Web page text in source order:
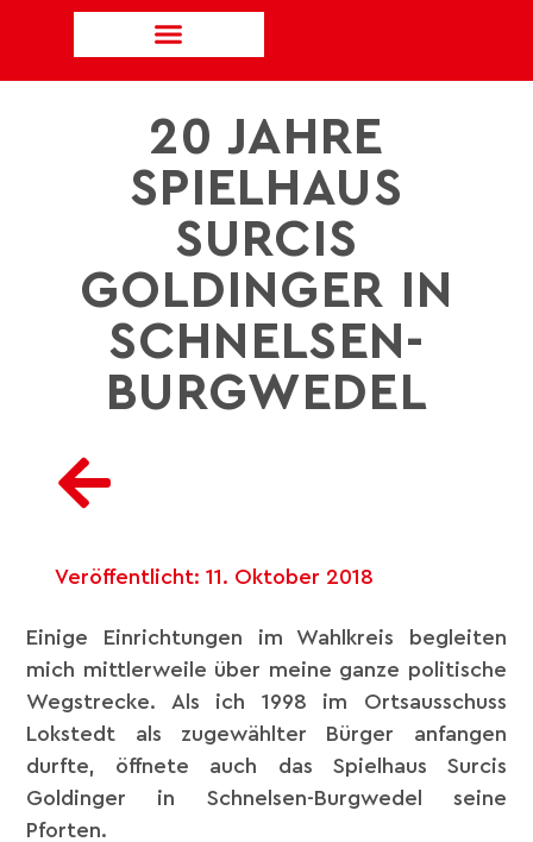
20 JAHRE
SPIELHAUS
SURCIS
GOLDINGER IN
SCHNELSEN-
BURGWEDEL
Veröffentlicht: 11. Oktober 2018
Einige Einrichtungen im Wahlkreis begleiten
mich mittlerweile über meine ganze politische
Wegstrecke. Als ich 1998 im Ortsausschuss
Lokstedt als zugewählter Bürger anfangen
durfte, öffnete auch das Spielhaus Surcis
Goldinger in Schnelsen-Burgwedel seine
Pforten.